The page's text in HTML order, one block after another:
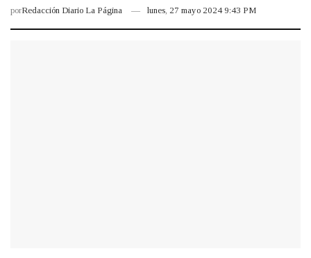
porRedacción Diario La Página lunes, 27 mayo 2024 9:43 PM